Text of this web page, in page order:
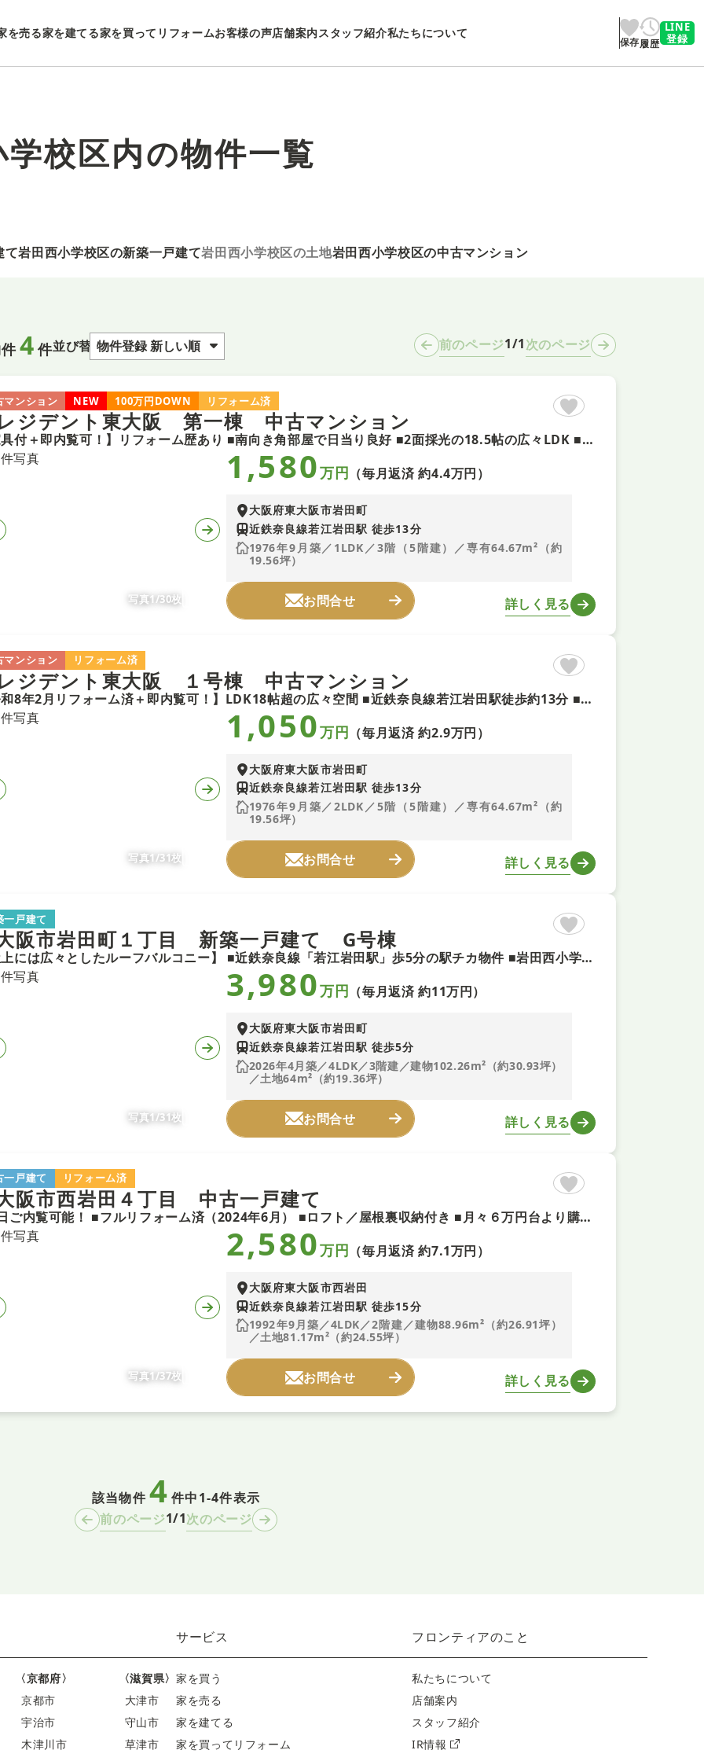
を売る家を建てる家を買ってリフォームお客様の声店舗案内スタッフ紹介私たちについて
保存履歴
LINE
登録
校区内の物件一覧
て岩田西小学校区の新築一戸建て岩田西小学校区の土地岩田西小学校区の中古マンション
4 件並び替え 前のページ1/1次のページ
マンション NEW 100万円DOWN リフォーム済
ジデント東大阪 第一棟 中古マンション
【家具付＋即内覧可！】リフォーム歴あり ■南向き角部屋で日当り良好 ■2面採光の18.5帖の広々LDK ■近鉄奈良線「若江岩田」駅徒歩約13分
写真1/30枚
1,580万円 （毎月返済 約4.4万円）
大阪府東大阪市岩田町
近鉄奈良線若江岩田駅 徒歩13分
1976年9月築／1LDK／3階（5階建）／専有64.67m²（約
19.56坪）
お問合せ 詳しく見る
マンション リフォーム済
ジデント東大阪 １号棟 中古マンション
【令和8年2月リフォーム済＋即内覧可！】LDK18帖超の広々空間 ■近鉄奈良線若江岩田駅徒歩約13分 ■南向き最上階につき陽当り・眺望良好な2LDK
写真1/31枚
1,050万円 （毎月返済 約2.9万円）
大阪府東大阪市岩田町
近鉄奈良線若江岩田駅 徒歩13分
1976年9月築／2LDK／5階（5階建）／専有64.67m²（約
19.56坪）
お問合せ 詳しく見る
一戸建て
阪市岩田町１丁目 新築一戸建て G号棟
【屋上には広々としたルーフバルコニー】 ■近鉄奈良線「若江岩田駅」歩5分の駅チカ物件 ■岩田西小学校が徒歩１０分圏内にありお子様の登下校にも安心の距離 ■お車持ちの方にもうれしいカースペース完備
写真1/31枚
3,980万円 （毎月返済 約11万円）
大阪府東大阪市岩田町
近鉄奈良線若江岩田駅 徒歩5分
2026年4月築／4LDK／3階建／建物102.26m²（約30.93坪）
／土地64m²（約19.36坪）
お問合せ 詳しく見る
一戸建て リフォーム済
阪市西岩田４丁目 中古一戸建て
■本日ご内覧可能！ ■フルリフォーム済（2024年6月） ■ロフト／屋根裏収納付き ■月々６万円台より購入可能 ■当日のご相談予約はお電話がスムーズ
写真1/37枚
2,580万円 （毎月返済 約7.1万円）
大阪府東大阪市西岩田
近鉄奈良線若江岩田駅 徒歩15分
1992年9月築／4LDK／2階建／建物88.96m²（約26.91坪）
／土地81.17m²（約24.55坪）
お問合せ 詳しく見る
該当物件4 件中1-4件表示
前のページ1/1次のページ
〈京都府〉
京都市
宇治市
木津川市
〈滋賀県〉
大津市
守山市
草津市
サービス
家を買う
家を売る
家を建てる
家を買ってリフォーム
フロンティアのこと
私たちについて
店舗案内
スタッフ紹介
IR情報